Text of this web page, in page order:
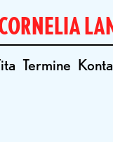
Termine